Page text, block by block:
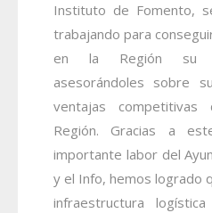
Instituto de Fomento,
trabajando para
en la Región su
asesorándoles sobre
ventajas
Región. Gracias a
importante labor del
y el Info, hemos logrado
infraestructura